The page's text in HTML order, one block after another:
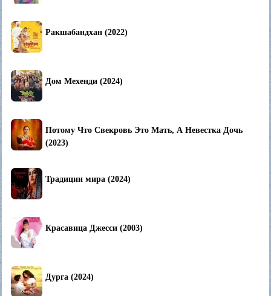
Ракшабандхан (2022)
Дом Мехенди (2024)
Потому Что Свекровь Это Мать, А Невестка Дочь
(2023)
Традиции мира (2024)
Красавица Джесси (2003)
Дурга (2024)